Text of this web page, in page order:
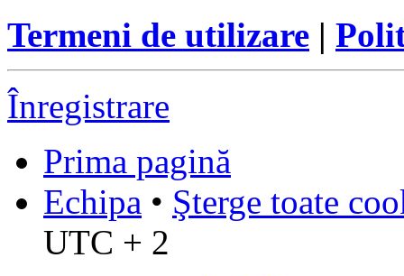
Termeni de utilizare |
Înregistrare
Prima pagină
Echipa • Şterge toate
UTC + 2